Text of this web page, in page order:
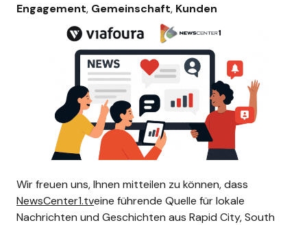
Engagement, Gemeinschaft, Kunden
Wir freuen uns, Ihnen mitteilen zu können, dass
NewsCenter1.tveine führende Quelle für lokale
Nachrichten und Geschichten aus Rapid City, South